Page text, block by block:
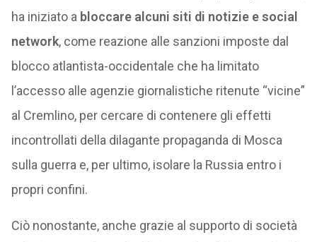
ha iniziato a bloccare alcuni siti di notizie e social
network, come reazione alle sanzioni imposte dal
blocco atlantista-occidentale che ha limitato
l’accesso alle agenzie giornalistiche ritenute “vicine”
al Cremlino, per cercare di contenere gli effetti
incontrollati della dilagante propaganda di Mosca
sulla guerra e, per ultimo, isolare la Russia entro i
propri confini.
Ciò nonostante, anche grazie al supporto di società